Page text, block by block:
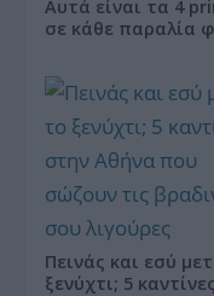
Αυτά είναι τα 4
σε κάθε παραλία
Πεινάς και εσύ
ξενύχτι; 5 καντίνες